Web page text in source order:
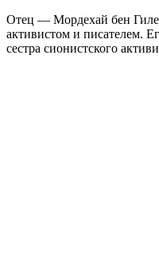
Отец — Мордехай бен
активистом и писателем.
сестра сионистского